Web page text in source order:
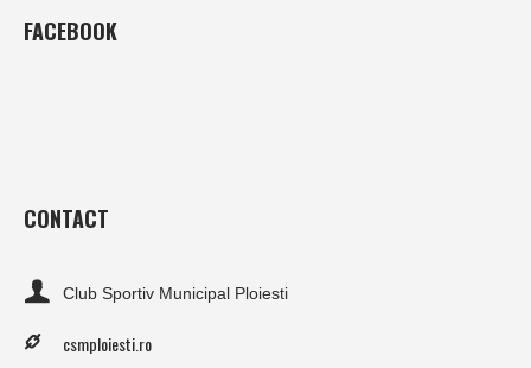
FACEBOOK
CONTACT
Club Sportiv Municipal Ploiesti
csmploiesti.ro